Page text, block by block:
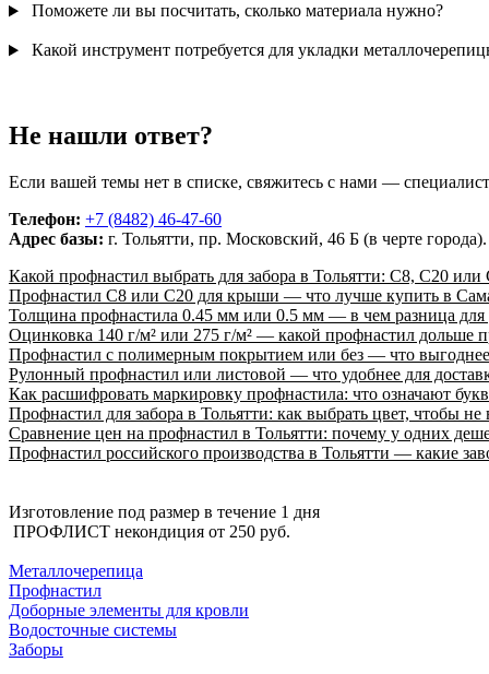
Поможете ли вы посчитать, сколько материала нужно?
Какой инструмент потребуется для укладки
Не нашли ответ?
Если вашей темы нет в списке, свяжитесь с нами —
Телефон: +7 (8482) 46-47-60
Адрес базы: г. Тольятти, пр. Московский, 46 Б (в черте
Какой профнастил выбрать для забора в Тольятти: С8, С20 или
Профнастил С8 или С20 для крыши — что лучше купить в
Толщина профнастила 0.45 мм или 0.5 мм — в чем разница для
Оцинковка 140 г/м² или 275 г/м² — какой профнастил дольше
Профнастил с полимерным покрытием или без — что выгоднее
Рулонный профнастил или листовой — что удобнее для
Как расшифровать маркировку профнастила: что означают
Профнастил для забора в Тольятти: как выбрать цвет, чтобы не
Сравнение цен на профнастил в Тольятти: почему у одних
Профнастил российского производства в Тольятти — какие
Изготовление под размер в течение 1 дня
ПРОФЛИСТ некондиция от 250 руб.
Металлочерепица
Профнастил
Доборные элементы для кровли
Водосточные системы
Заборы